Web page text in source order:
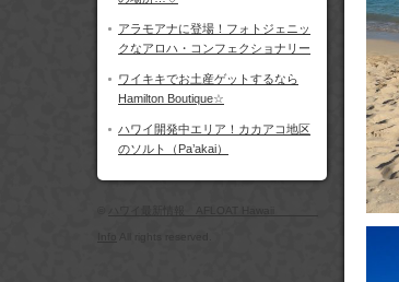
アラモアナに登場！フォトジェニッ
クなアロハ・コンフェクショナリー
ワイキキでお土産ゲットするなら
Hamilton Boutique☆
ハワイ開発中エリア！カカアコ地区
のソルト（Pa’akai）